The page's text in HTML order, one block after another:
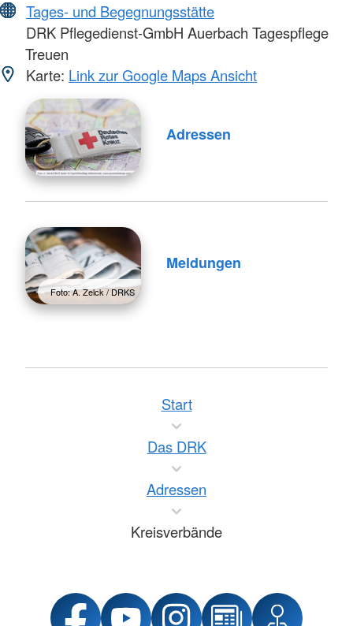
Tages- und Begegnungsstätte
DRK Pflegedienst-GmbH Auerbach Tagespflege
Treuen
Karte: Link zur Google Maps Ansicht
Adressen
Foto: A. Zelck / DRKS
Meldungen
Start
Das DRK
Adressen
Kreisverbände